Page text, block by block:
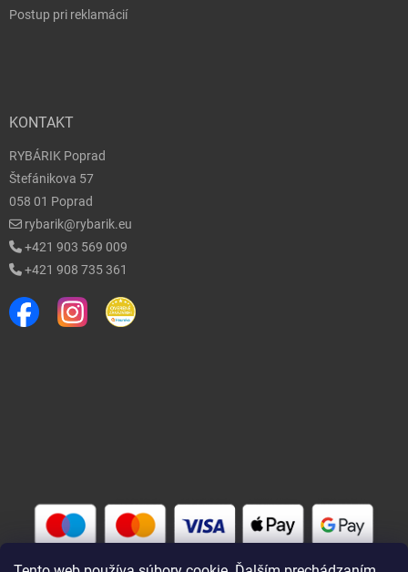
Postup pri reklamácií
KONTAKT
RYBÁRIK Poprad
Štefánikova 57
058 01 Poprad
rybarik@rybarik.eu
+421 903 569 009
+421 908 735 361